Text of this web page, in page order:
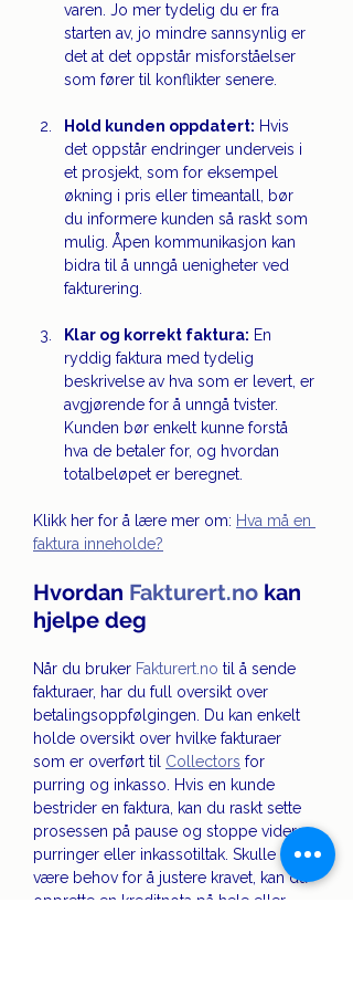
varen. Jo mer tydelig du er fra
starten av, jo mindre sannsynlig er
det at det oppstår misforståelser
som fører til konflikter senere.
Hold kunden oppdatert: Hvis
det oppstår endringer underveis i
et prosjekt, som for eksempel
økning i pris eller timeantall, bør
du informere kunden så raskt som
mulig. Åpen kommunikasjon kan
bidra til å unngå uenigheter ved
fakturering.
Klar og korrekt faktura: En
ryddig faktura med tydelig
beskrivelse av hva som er levert, er
avgjørende for å unngå tvister.
Kunden bør enkelt kunne forstå
hva de betaler for, og hvordan
totalbeløpet er beregnet.
Klikk her for å lære mer om: Hva må en
faktura inneholde?
Hvordan Fakturert.no kan
hjelpe deg
Når du bruker Fakturert.no til å sende
fakturaer, har du full oversikt over
betalingsoppfølgingen. Du kan enkelt
holde oversikt over hvilke fakturaer
som er overført til Collectors for
purring og inkasso. Hvis en kunde
bestrider en faktura, kan du raskt sette
prosessen på pause og stoppe videre
purringer eller inkassotiltak. Skulle det
være behov for å justere kravet, kan du
opprette en kreditnota på hele eller